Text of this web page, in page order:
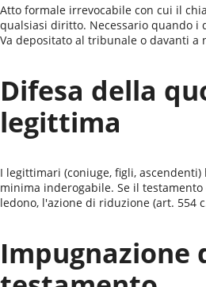
Atto formale irrevocabile con cui il
qualsiasi diritto. Necessario quando i
Va depositato al tribunale o davanti a
Difesa della
legittima
I legittimari (coniuge, figli,
minima inderogabile. Se il
ledono, l'azione di riduzione (art. 554
Impugnazione